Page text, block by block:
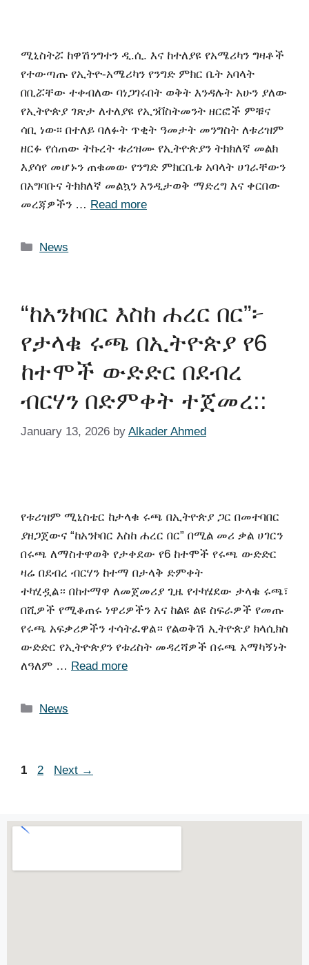
ሚኒስትሯ ከዋሽንግተን ዲ.ሲ. እና ከተለያዩ የአሜሪካን ግዛቶች
የተውጣጡ የኢትዮ-አሜሪካን የንግድ ምክር ቤት አባላት
በቢሯቸው ተቀብለው ባነጋገሩበት ወቅት እንዳሉት አሁን ያለው
የኢትዮጵያ ገጽታ ለተለያዩ የኢንቨስትመንት ዘርፎች ምቹና
ሳቢ ነው፡፡ በተለይ ባለፉት ጥቂት ዓመታት መንግስት ለቱሪዝም
ዘርፉ የሰጠው ትኩረት ቱሪዝሙ የኢትዮጵያን ትክክለኛ መልክ
እያሳየ መሆኑን ጠቁመው የንግድ ምክርቤቱ አባላት ሀገራቸውን
በአግባቡና ትክክለኛ መልኳን እንዲታወቅ ማድረግ እና ቀርበው
መረጃዎችን … Read more
News
“ከአንኮበር እስከ ሐረር በር”፦
የታላቁ ሩጫ በኢትዮጵያ የ6
ከተሞች ውድድር በደብረ
ብርሃን በድምቀት ተጀመረ::
January 13, 2026 by Alkader Ahmed
የቱሪዝም ሚኒስቴር ከታላቁ ሩጫ በኢትዮጵያ ጋር በመተባበር
ያዘጋጀውና “ከአንኮበር እስከ ሐረር በር” በሚል መሪ ቃል ሀገርን
በሩጫ ለማስተዋወቅ የታቀደው የ6 ከተሞች የሩጫ ውድድር
ዛሬ በደብረ ብርሃን ከተማ በታላቅ ድምቀት
ተካሂዷል። በከተማዋ ለመጀመሪያ ጊዜ የተካሄደው ታላቁ ሩጫ፣
በሺዎች የሚቆጠሩ ነዋሪዎችን እና ከልዩ ልዩ ስፍራዎች የመጡ
የሩጫ አፍቃሪዎችን ተሳትፈዋል። ​የልወቅሽ ኢትዮጵያ ክላሲክስ
ውድድር የኢትዮጵያን የቱሪስት መዳረሻዎች በሩጫ አማካኝነት
ለዓለም … Read more
News
1 2 Next →